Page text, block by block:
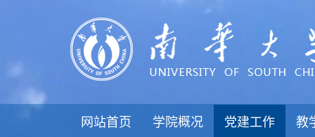
网站首页 学院概况 党建工作 教